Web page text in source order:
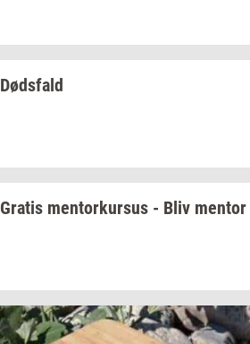
Døds­fald
Gra­tis men­tor­kur­sus - Bliv men­tor